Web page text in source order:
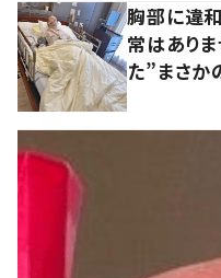
胸部に違
常はあり
た”まさか